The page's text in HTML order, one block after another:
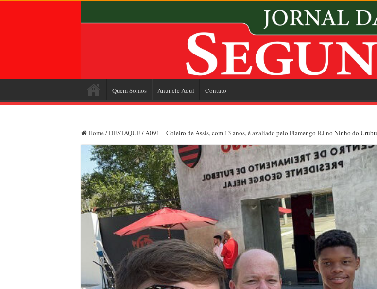
Quem Somos Anuncie Aqui Contato
Home /DESTAQUE/A091 = Goleiro de Assis, com 13 anos, é avaliado pelo Flamengo-RJ no Ninho do Urubu